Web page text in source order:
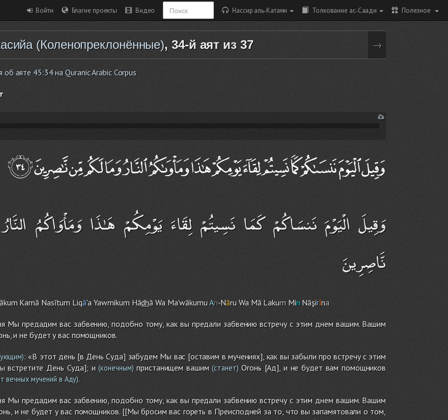
Войти Благие проекты Видео Нассир аль-Катами Толкование ас-Саади Полезное
(Коленопреклонённые), 34-й аят из 37 →
аяте 45:34 на Quranic Arabic Corpus
وَقِيلَ الْيَوْمَ نَنسَاكُمْ كَمَا نَسِيتُمْ لِقَاءَ يَوْمِكُمْ هَـٰذَا وَمَأْوَاكُمُ
نَّاصِرِينَ
mKamā Nasītum Liqā'a YawmikumHādhā Wa Ma'wākumuAn-Nāru Wa Mā LakumMinNāşirīna
Мы предадим вас забвению, подобно тому, как вы предали забвению встречу с этим днем вашим. Вашим
и не будет у вас помощников.
: «В этот день [в День Суда] забудем Мы вас [оставим в мучениях], как вы забыли про встречу с этим
встретите День Суда]; и(конечным)пристанищем вашим(станет)Огонь [Ад], и не будет вам помощников
вечных мучений в Аду).
Мы предадим вас забвению, подобно тому, как вы предали забвению встречу с этим днем вашим. Вашим
и не будет у вас помощников. [[Мы бросим вас гореть в Преисподней за то, что вы запамятовали о том,